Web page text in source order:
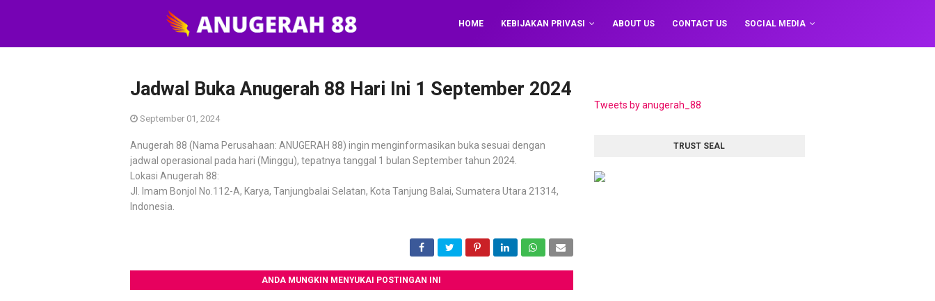
HOME KEBIJAKAN PRIVASI ABOUT US CONTACT US SOCIAL MEDIA
Jadwal Buka Anugerah 88 Hari Ini 1 September 2024
September 01, 2024
Anugerah 88 (Nama Perusahaan: ANUGERAH 88) ingin menginformasikan buka sesuai dengan
jadwal operasional pada hari (Minggu), tepatnya tanggal 1 bulan September tahun 2024.
Lokasi Anugerah 88:
Jl. Imam Bonjol No.112-A, Karya, Tanjungbalai Selatan, Kota Tanjung Balai, Sumatera Utara 21314,
Indonesia.
ANDA MUNGKIN MENYUKAI POSTINGAN INI
Tweets by anugerah_88
TRUST SEAL